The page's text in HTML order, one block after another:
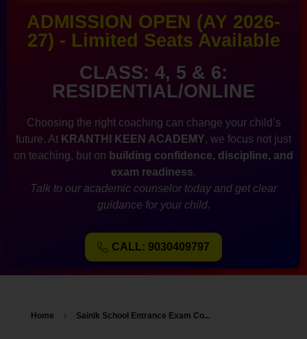
ADMISSION OPEN (AY 2026-
27) - Limited Seats Available
CLASS: 4, 5 & 6:
RESIDENTIAL/ONLINE
Choosing the right coaching can change your child’s
future. At KRANTHI KEEN ACADEMY, we focus not just
on teaching, but on building confidence, discipline, and
exam readiness.
Talk to our academic counselor today and get clear
guidance for your child.
CALL: 9030409797
Home Sainik School Entrance Exam Co...